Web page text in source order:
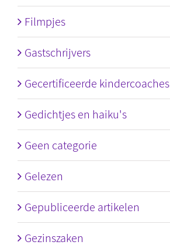
Filmpjes
Gastschrijvers
Gecertificeerde kindercoaches
Gedichtjes en haiku's
Geen categorie
Gelezen
Gepubliceerde artikelen
Gezinszaken